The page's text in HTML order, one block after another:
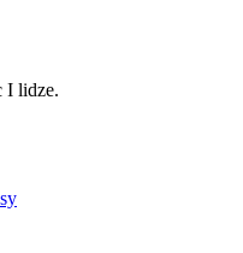
I lidze.